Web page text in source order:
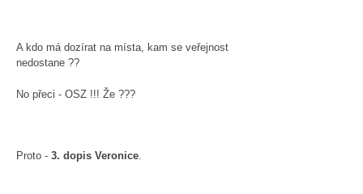
A kdo má dozírat na místa, kam se veřejnost
nedostane ??
No přeci - OSZ !!! Že ???
Proto - 3. dopis Veronice